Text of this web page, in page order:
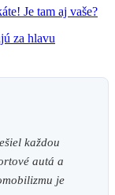
Je tam aj vaše?
za hlavu
každou
autá a
je